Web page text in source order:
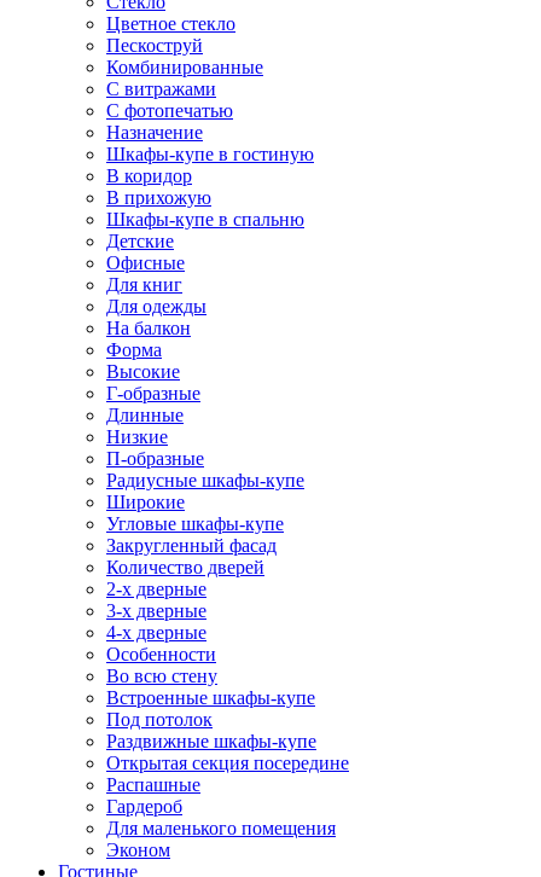
Цветное стекло
Пескоструй
Комбинированные
С витражами
С фотопечатью
Назначение
Шкафы-купе в гостиную
В коридор
В прихожую
Шкафы-купе в спальню
Детские
Офисные
Для книг
Для одежды
На балкон
Форма
Высокие
Г-образные
Длинные
Низкие
П-образные
Радиусные шкафы-купе
Широкие
Угловые шкафы-купе
Закругленный фасад
Количество дверей
2-х дверные
3-х дверные
4-х дверные
Особенности
Во всю стену
Встроенные шкафы-купе
Под потолок
Раздвижные шкафы-купе
Открытая секция посередине
Распашные
Гардероб
Для маленького помещения
Эконом
Гостиные